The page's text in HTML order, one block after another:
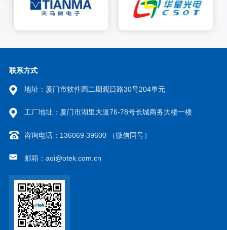
联系方式
地址：厦门市软件园二期观日路30号204单元
工厂地址：厦门市湖里大道76-78号长城商务大楼一楼
咨询电话：136069 39600 （微信同号）
邮箱：aoi@otek.com.cn